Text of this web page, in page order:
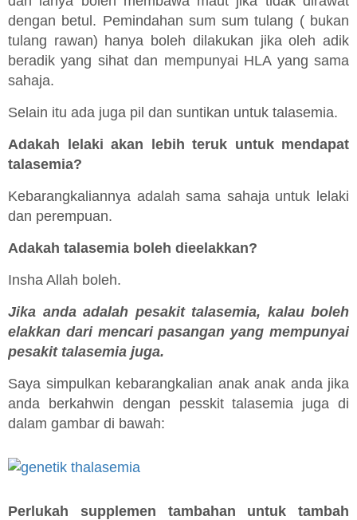
dengan betul. Pemindahan sum sum tulang ( bukan
tulang rawan) hanya boleh dilakukan jika oleh adik
beradik yang sihat dan mempunyai HLA yang sama
sahaja.
Selain itu ada juga pil dan suntikan untuk talasemia.
Adakah lelaki akan lebih teruk untuk mendapat
talasemia?
Kebarangkaliannya adalah sama sahaja untuk lelaki
dan perempuan.
Adakah talasemia boleh dieelakkan?
Insha Allah boleh.
Jika anda adalah pesakit talasemia, kalau boleh
elakkan dari mencari pasangan yang mempunyai
pesakit talasemia juga.
Saya simpulkan kebarangkalian anak anak anda jika
anda berkahwin dengan pesskit talasemia juga di
dalam gambar di bawah:
Perlukah supplemen tambahan untuk tambah